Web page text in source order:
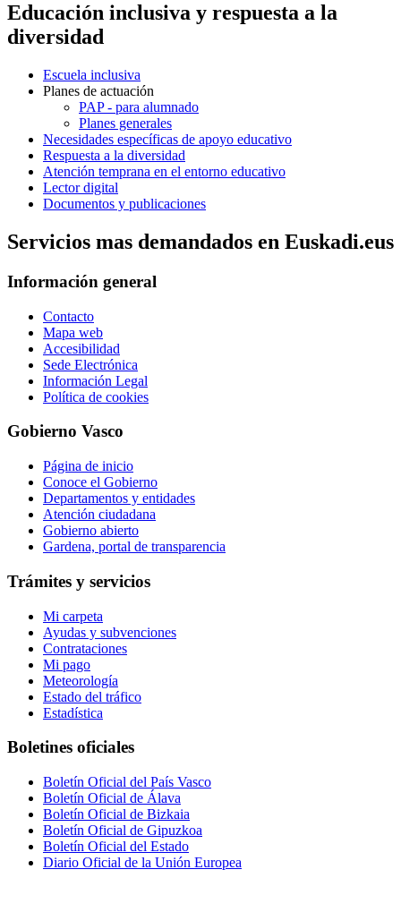
Educación inclusiva y respuesta a la
diversidad
Escuela inclusiva
Planes de actuación
PAP - para alumnado
Planes generales
Necesidades específicas de apoyo educativo
Respuesta a la diversidad
Atención temprana en el entorno educativo
Lector digital
Documentos y publicaciones
Servicios mas demandados en Euskadi.eus
Información general
Contacto
Mapa web
Accesibilidad
Sede Electrónica
Información Legal
Política de cookies
Gobierno Vasco
Página de inicio
Conoce el Gobierno
Departamentos y entidades
Atención ciudadana
Gobierno abierto
Gardena, portal de transparencia
Trámites y servicios
Mi carpeta
Ayudas y subvenciones
Contrataciones
Mi pago
Meteorología
Estado del tráfico
Estadística
Boletines oficiales
Boletín Oficial del País Vasco
Boletín Oficial de Álava
Boletín Oficial de Bizkaia
Boletín Oficial de Gipuzkoa
Boletín Oficial del Estado
Diario Oficial de la Unión Europea